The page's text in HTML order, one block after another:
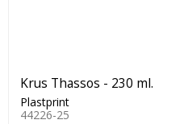
Krus Thassos - 230 ml.
Plastprint
44226-25